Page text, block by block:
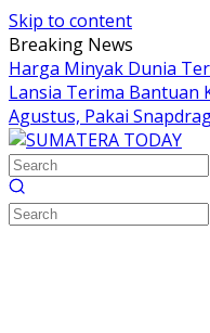
Skip to content
Breaking News
Harga Minyak Dunia
Lansia Terima Bantuan
Agustus, Pakai